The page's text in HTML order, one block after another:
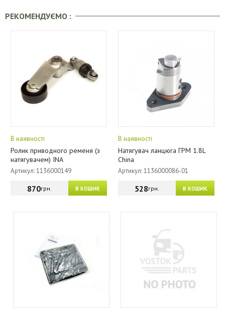
РЕКОМЕНДУЄМО :
В наявності
Ролик приводного ременя (з
натягувачем) INA
Артикул: 1136000149
В КОШИК
870грн.
В наявності
Натягувач ланцюга ГРМ 1.8L
China
Артикул: 1136000086-01
В КОШИК
528грн.